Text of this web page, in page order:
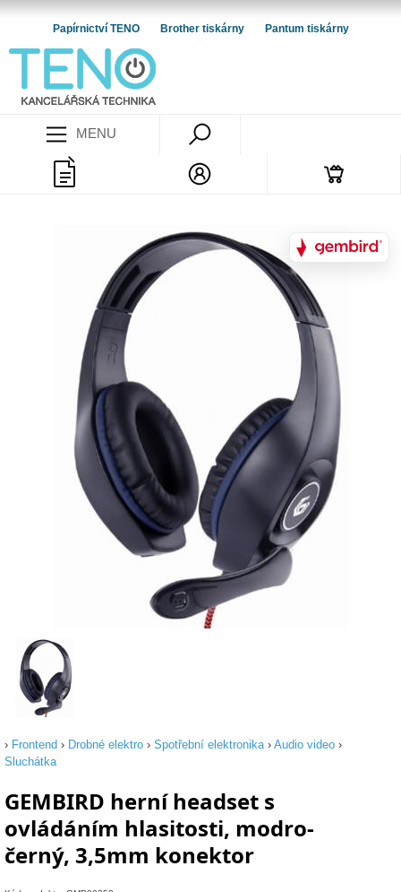
Papírnictví TENO Brother tiskárny Pantum tiskárny
MENU
› Frontend › Drobné elektro › Spotřební elektronika› Audio video ›
Sluchátka
GEMBIRD herní headset s
ovládáním hlasitosti, modro-
černý, 3,5mm konektor